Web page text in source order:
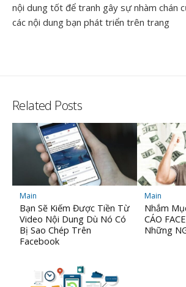
nội dung tốt để tranh gây sự nhàm chán
các nội dung bạn phát triển trên trang
Related Posts
Main
Bạn Sẽ Kiếm Được Tiền Từ
Video Nội Dung Dù Nó Có
Bị Sao Chép Trên
Facebook
Main
Nhắm
CÁO
Những